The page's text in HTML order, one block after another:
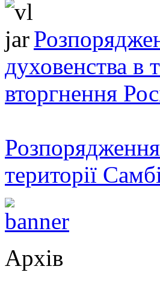
духовенства в
вторгнення
Розпорядження
території
Архів